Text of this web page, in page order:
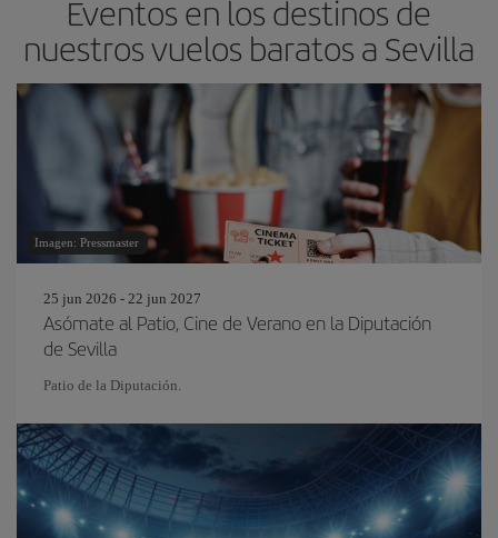
Eventos en los destinos de
nuestros vuelos baratos a Sevilla
Imagen: Pressmaster
25 jun 2026 - 22 jun 2027
Asómate al Patio, Cine de Verano en la Diputación
de Sevilla
Patio de la Diputación.